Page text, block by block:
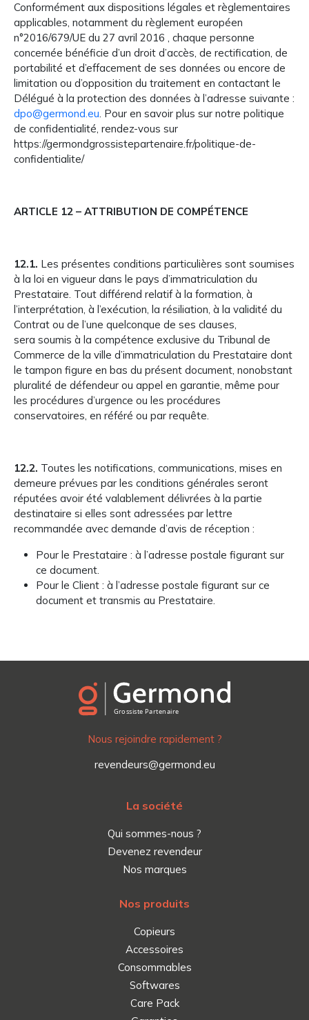
Conformément aux dispositions légales et règlementaires
applicables, notamment du règlement européen
n°2016/679/UE du 27 avril 2016 , chaque personne
concernée bénéficie d’un droit d’accès, de rectification, de
portabilité et d’effacement de ses données ou encore de
limitation ou d’opposition du traitement en contactant le
Délégué à la protection des données à l’adresse suivante :
dpo@germond.eu. Pour en savoir plus sur notre politique
de confidentialité, rendez-vous sur
https://germondgrossistepartenaire.fr/politique-de-
confidentialite/
ARTICLE 12 – ATTRIBUTION DE COMPÉTENCE
12.1. Les présentes conditions particulières sont soumises
à la loi en vigueur dans le pays d’immatriculation du
Prestataire. Tout différend relatif à la formation, à
l’interprétation, à l’exécution, la résiliation, à la validité du
Contrat ou de l’une quelconque de ses clauses,
sera soumis à la compétence exclusive du Tribunal de
Commerce de la ville d’immatriculation du Prestataire dont
le tampon figure en bas du présent document, nonobstant
pluralité de défendeur ou appel en garantie, même pour
les procédures d’urgence ou les procédures
conservatoires, en référé ou par requête.
12.2. Toutes les notifications, communications, mises en
demeure prévues par les conditions générales seront
réputées avoir été valablement délivrées à la partie
destinataire si elles sont adressées par lettre
recommandée avec demande d’avis de réception :
Pour le Prestataire : à l’adresse postale figurant sur
ce document.
Pour le Client : à l’adresse postale figurant sur ce
document et transmis au Prestataire.
Nous rejoindre rapidement ?
revendeurs@germond.eu
La société
Qui sommes-nous ?
Devenez revendeur
Nos marques
Nos produits
Copieurs
Accessoires
Consommables
Softwares
Care Pack